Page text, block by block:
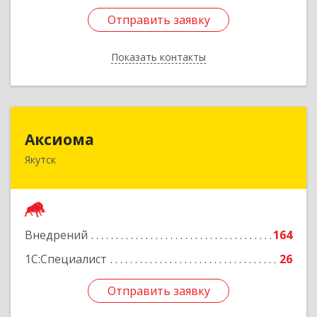
Отправить заявку
Показать контакты
Отправить заявку
Назад
Аксиома
Якутск
Внедрений
164
1С:Специалист
26
Отправить заявку
677000, Саха /Якутия/ Респ, Якутск г, Чиряева
Отправить заявку